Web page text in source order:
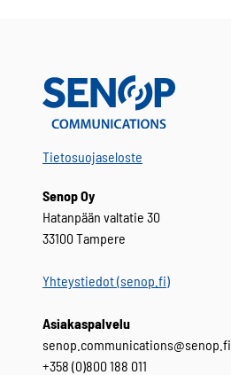
Tietosuojaseloste
Senop Oy
Hatanpään valtatie 30
33100 Tampere
Yhteystiedot (senop.fi)
Asiakaspalvelu
senop.communications@senop.fi
+358 (0)800 188 011